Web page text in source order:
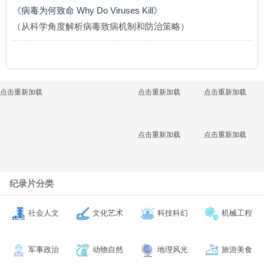
《病毒为何致命 Why Do Viruses Kill》
（从科学角度解析病毒致病机制和防治策略）
点击重新加载 点击重新加载 点击重新加载
点击重新加载 点击重新加载
纪录片分类
社会人文 文化艺术 科技科幻 机械工程
军事政治 动物自然 地理风光 旅游美食